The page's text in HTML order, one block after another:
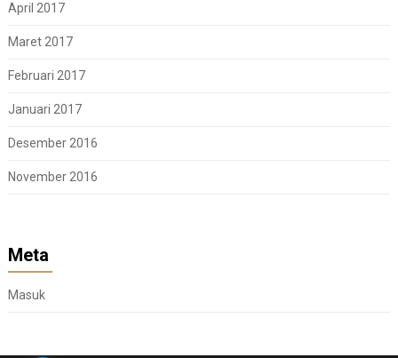
April 2017
Maret 2017
Februari 2017
Januari 2017
Desember 2016
November 2016
Meta
Masuk